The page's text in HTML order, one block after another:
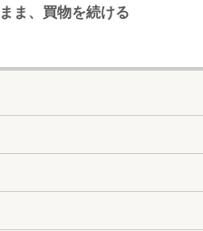
ま、買物を続ける